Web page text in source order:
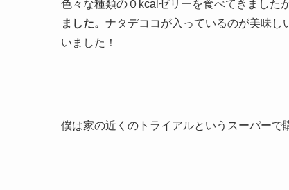
色々な種類の０kcalゼリーを食べてきましたが
ました。 ナタデココが入っているのが美味し
いました！
僕は家の近くのトライアルというスーパーで